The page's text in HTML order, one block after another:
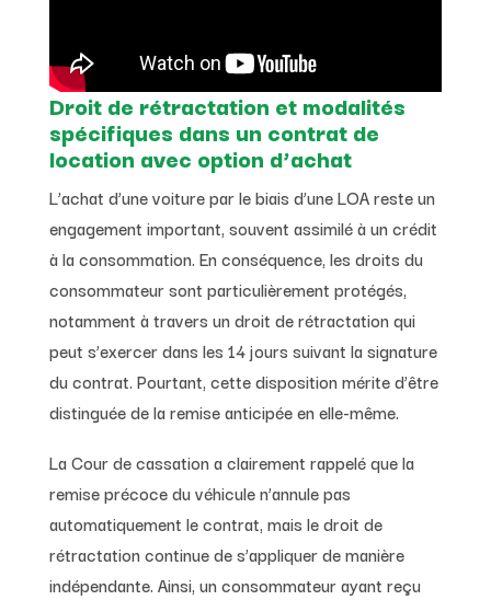
Droit de rétractation et modalités
spécifiques dans un contrat de
location avec option d’achat
L’achat d’une voiture par le biais d’une LOA reste un
engagement important, souvent assimilé à un crédit
à la consommation. En conséquence, les droits du
consommateur sont particulièrement protégés,
notamment à travers un droit de rétractation qui
peut s’exercer dans les 14 jours suivant la signature
du contrat. Pourtant, cette disposition mérite d’être
distinguée de la remise anticipée en elle-même.
La Cour de cassation a clairement rappelé que la
remise précoce du véhicule n’annule pas
automatiquement le contrat, mais le droit de
rétractation continue de s’appliquer de manière
indépendante. Ainsi, un consommateur ayant reçu